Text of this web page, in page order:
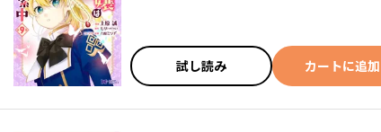
試し読み カートに追加